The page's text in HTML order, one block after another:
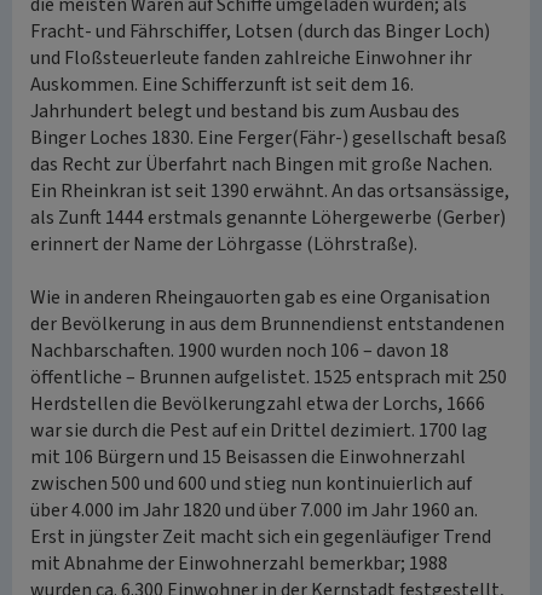
Fracht- und Fährschiffer, Lotsen (durch das Binger Loch)
und Floßsteuerleute fanden zahlreiche Einwohner ihr
Auskommen. Eine Schifferzunft ist seit dem 16.
Jahrhundert belegt und bestand bis zum Ausbau des
Binger Loches 1830. Eine Ferger(Fähr-) gesellschaft besaß
das Recht zur Überfahrt nach Bingen mit große Nachen.
Ein Rheinkran ist seit 1390 erwähnt. An das ortsansässige,
als Zunft 1444 erstmals genannte Löhergewerbe (Gerber)
erinnert der Name der Löhrgasse (Löhrstraße).
Wie in anderen Rheingauorten gab es eine Organisation
der Bevölkerung in aus dem Brunnendienst entstandenen
Nachbarschaften. 1900 wurden noch 106 – davon 18
öffentliche – Brunnen aufgelistet. 1525 entsprach mit 250
Herdstellen die Bevölkerungzahl etwa der Lorchs, 1666
war sie durch die Pest auf ein Drittel dezimiert. 1700 lag
mit 106 Bürgern und 15 Beisassen die Einwohnerzahl
zwischen 500 und 600 und stieg nun kontinuierlich auf
über 4.000 im Jahr 1820 und über 7.000 im Jahr 1960 an.
Erst in jüngster Zeit macht sich ein gegenläufiger Trend
mit Abnahme der Einwohnerzahl bemerkbar; 1988